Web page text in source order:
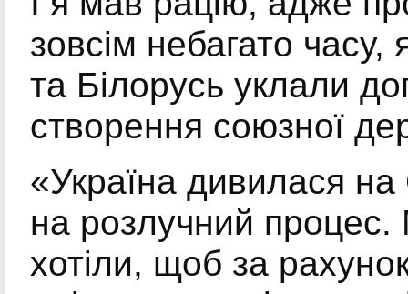
зовсім небагато часу,
та Білорусь уклали
створення союзної
«Україна дивилася
на розлучний
хотіли, щоб за